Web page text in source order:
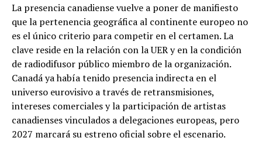
La presencia canadiense vuelve a poner de manifiesto
que la pertenencia geográfica al continente europeo no
es el único criterio para competir en el certamen. La
clave reside en la relación con la UER y en la condición
de radiodifusor público miembro de la organización.
Canadá ya había tenido presencia indirecta en el
universo eurovisivo a través de retransmisiones,
intereses comerciales y la participación de artistas
canadienses vinculados a delegaciones europeas, pero
2027 marcará su estreno oficial sobre el escenario.